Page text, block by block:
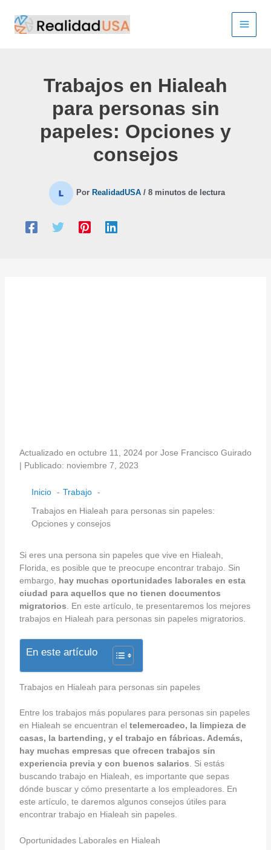
contenido
Trabajos en Hialeah
para personas sin
papeles: Opciones y
consejos
Por RealidadUSA / 8 minutos de lectura
Actualizado en octubre 11, 2024 por Jose Francisco Guirado
| Publicado: noviembre 7, 2023
Inicio
Trabajo
Trabajos en Hialeah para personas sin papeles:
Opciones y consejos
Si eres una persona sin papeles que vive en Hialeah,
Florida, es posible que te preocupe encontrar trabajo. Sin
embargo, hay muchas oportunidades laborales en esta
ciudad para aquellos que no tienen documentos
migratorios . En este artículo, te presentaremos los mejores
trabajos en Hialeah para personas sin papeles migratorios.
En este artículo
Trabajos en Hialeah para personas sin papeles
Entre los trabajos más populares para personas sin papeles
en Hialeah se encuentran el telemercadeo, la limpieza de
casas, la bartending, y el trabajo en fábricas. Además,
hay muchas empresas que ofrecen trabajos sin
experiencia previa y con buenos salarios . Si estás
buscando trabajo en Hialeah, es importante que sepas
dónde buscar y cómo presentarte a los empleadores. En
este artículo, te daremos algunos consejos útiles para
encontrar trabajo en Hialeah sin papeles.
Oportunidades Laborales en Hialeah